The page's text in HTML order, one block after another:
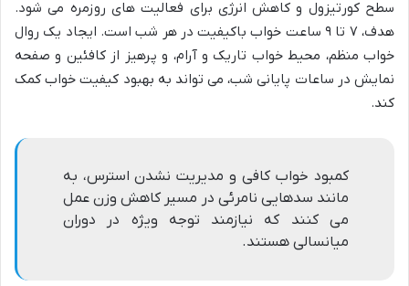
سطح کورتیزول و کاهش انرژی برای فعالیت های روزمره می شود.
هدف، ۷ تا ۹ ساعت خواب باکیفیت در هر شب است. ایجاد یک روال
خواب منظم، محیط خواب تاریک و آرام، و پرهیز از کافئین و صفحه
نمایش در ساعات پایانی شب، می تواند به بهبود کیفیت خواب کمک
کند.
کمبود خواب کافی و مدیریت نشدن استرس، به
مانند سدهایی نامرئی در مسیر کاهش وزن عمل
می کنند که نیازمند توجه ویژه در دوران
میانسالی هستند.